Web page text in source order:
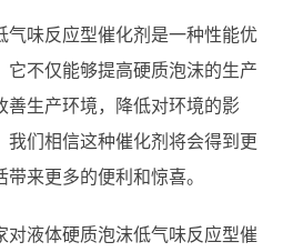
气味反应型催化剂是一种性能优
它不仅能够提高硬质泡沫的生产
善生产环境，降低对环境的影
我们相信这种催化剂将会得到更
来更多的便利和惊喜。
对液体硬质泡沫低气味反应型催